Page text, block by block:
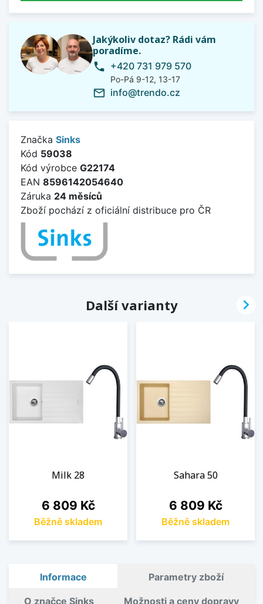
Jakýkoliv dotaz? Rádi vám
poradíme.
phone +420 731 979 570
Po-Pá 9-12, 13-17
mail_outline info@trendo.cz
Značka Sinks
Kód 59038
Kód výrobce G22174
EAN 8596142054640
Záruka 24 měsíců
Zboží pochází z oficiální distribuce pro ČR
Další varianty
Milk 28
Cena
6 809 Kč
Běžně skladem
Sahara 50
Cena
6 809 Kč
Běžně skladem

Informace Parametry zboží
O značce Sinks Možnosti a ceny dopravy